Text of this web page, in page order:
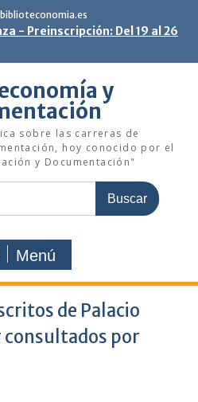
- Preinscripción: Del 19 al 26
y
sobre las carreras de
hoy conocido por el
y Documentación"
Menú
de Palacio
consultados por